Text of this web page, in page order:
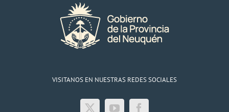
VISITANOS EN NUESTRAS REDES SOCIALES